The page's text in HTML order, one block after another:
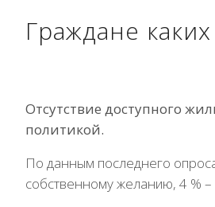
Граждане
Отсутствие доступного
политикой.
По данным последнего
собственному желанию, 4 %